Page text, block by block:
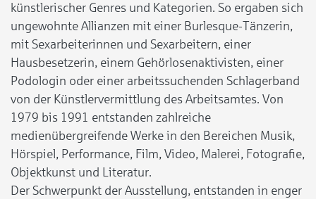
künstlerischer Genres und Kategorien. So ergaben sich
ungewohnte Allianzen mit einer Burlesque-Tänzerin,
mit Sexarbeiterinnen und Sexarbeitern, einer
Hausbesetzerin, einem Gehörlosenaktivisten, einer
Podologin oder einer arbeitssuchenden Schlagerband
von der Künstlervermittlung des Arbeitsamtes. Von
1979 bis 1991 entstanden zahlreiche
medienübergreifende Werke in den Bereichen Musik,
Hörspiel, Performance, Film, Video, Malerei, Fotografie,
Objektkunst und Literatur.
Der Schwerpunkt der Ausstellung, entstanden in enger